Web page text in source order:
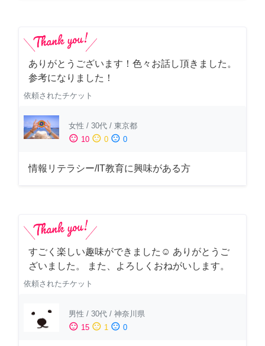
ありがとうございます！色々お話し頂きました。
参考になりました！
依頼されたチケット
女性 / 30代 / 東京都
sentiment_satisfied 10 sentiment_neutral 0 sentiment_dissatisfied 0
情報リテラシー/IT教育に興味がある方
すごく楽しい趣味ができました☺︎ ありがとうご
ざいました。 また、よろしくおねがいします。
依頼されたチケット
男性 / 30代 / 神奈川県
sentiment_satisfied 15 sentiment_neutral 1 sentiment_dissatisfied 0